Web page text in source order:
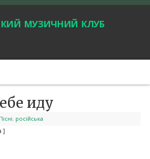
музичний клуб
иду
Пісні, російська
]